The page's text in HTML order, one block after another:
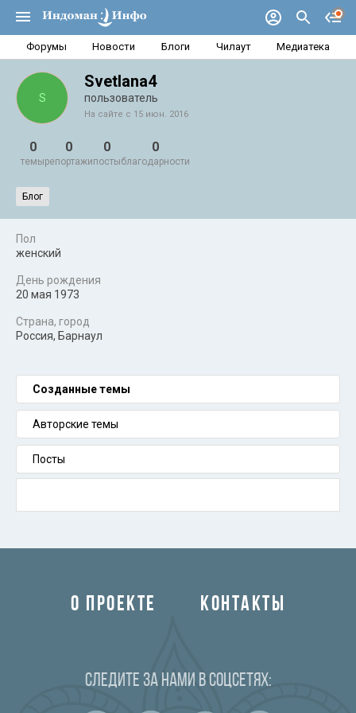
Форумы Новости Блоги Чилаут Медиатека
S
Svetlana4
пользователь
На сайте с 15 июн. 2016
0
темы
0
репортажи
0
посты
0
благодарности
Блог
Пол
женский
День рождения
20 мая 1973
Страна, город
Россия, Барнаул
Созданные темы
Авторские темы
Посты
О ПРОЕКТЕ КОНТАКТЫ
Следите за нами в соцсетях: